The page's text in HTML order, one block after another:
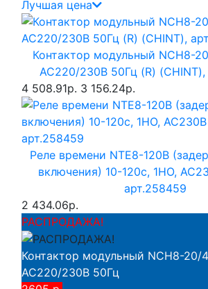
Лучшая цена
Контактор модульный NCH8-
AC220/230В 50Гц (R)
4 508.91р. 3 156.24р.
Реле времени NTE8-120B
включения) 10-120с, 1НО,
арт.258459
2 434.06р.
РАСПРОДАЖА!
Контактор модульный NCH8-
AC220/230В 50Гц